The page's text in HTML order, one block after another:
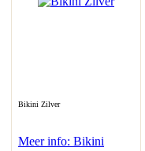
Bikini Zilver
Meer info: Bikini